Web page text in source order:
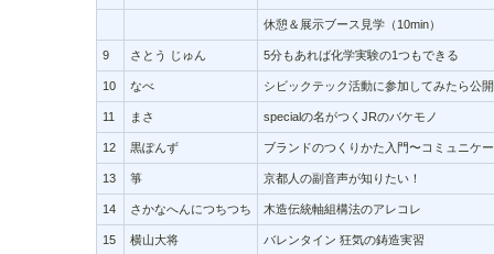
休憩＆展示ブース見学（10min）
9 さとう じゅん 5分もあれば化学実験の1つもできる
10 なべ シビックテック活動に参加してみたら公
11 まさ specialの名がつくJRのバケモノ
12 黒ぽんず ブランドのつくりかた入門〜コミュニケ
13 箏 京都人の副音声が知りたい！
14 さかなへんにつちつち 木造伝統軸組構法のアレコレ
15 横山大将 バレンタイン 狂気の鋳造実習